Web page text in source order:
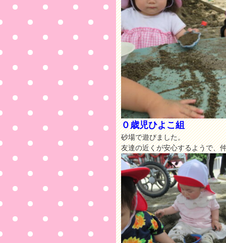
０歳児ひよこ組
砂場で遊びました。
友達の近くが安心するようで、